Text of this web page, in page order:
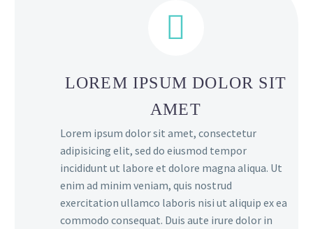


LOREM IPSUM DOLOR SIT
AMET
Lorem ipsum dolor sit amet, consectetur
adipisicing elit, sed do eiusmod tempor
incididunt ut labore et dolore magna aliqua. Ut
enim ad minim veniam, quis nostrud
exercitation ullamco laboris nisi ut aliquip ex ea
commodo consequat. Duis aute irure dolor in